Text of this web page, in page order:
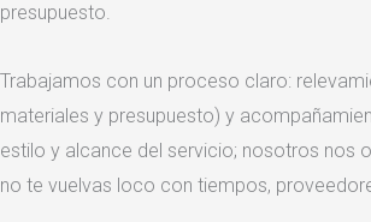
presupuesto.
Trabajamos con un proceso claro:
materiales y presupuesto) y
estilo y alcance del servicio; nosotros nos
no te vuelvas loco con tiempos,